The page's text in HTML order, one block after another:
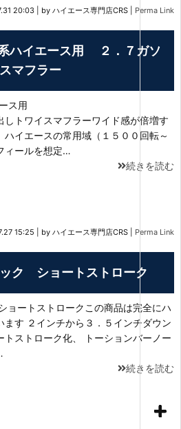
20:03 by ハイエース専門店CRS Perma Link
ハイエース用 ２．７ガソ
マフラー
０系ハイエース用
ワイスマフラーワイド感が倍増す
イエースの常用域（１５００回転～
ィールを想定…
続きを読む
15:25 by ハイエース専門店CRS Perma Link
ク ショートストローク
ートストロークこの商品は完全にハ
ます ２インチから３．５インチダウン
トストローク化、 トーションバーノー
続きを読む